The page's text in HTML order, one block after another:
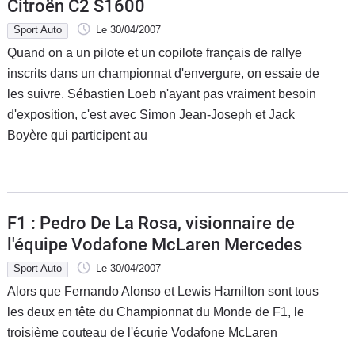
Citroën C2 S1600
Sport Auto Le 30/04/2007
Quand on a un pilote et un copilote français de rallye
inscrits dans un championnat d'envergure, on essaie de
les suivre. Sébastien Loeb n'ayant pas vraiment besoin
d'exposition, c'est avec Simon Jean-Joseph et Jack
Boyère qui participent au
F1 : Pedro De La Rosa, visionnaire de
l'équipe Vodafone McLaren Mercedes
Sport Auto Le 30/04/2007
Alors que Fernando Alonso et Lewis Hamilton sont tous
les deux en tête du Championnat du Monde de F1, le
troisième couteau de l'écurie Vodafone McLaren